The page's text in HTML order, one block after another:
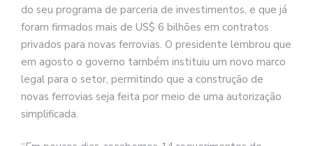
do seu programa de parceria de investimentos, e que já
foram firmados mais de US$ 6 bilhões em contratos
privados para novas ferrovias. O presidente lembrou que
em agosto o governo também instituiu um novo marco
legal para o setor, permitindo que a construção de
novas ferrovias seja feita por meio de uma autorização
simplificada.